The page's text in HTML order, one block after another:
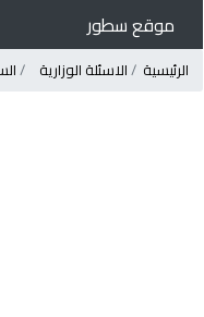
موقع سطور
الرئيسية الاسئلة الوزارية